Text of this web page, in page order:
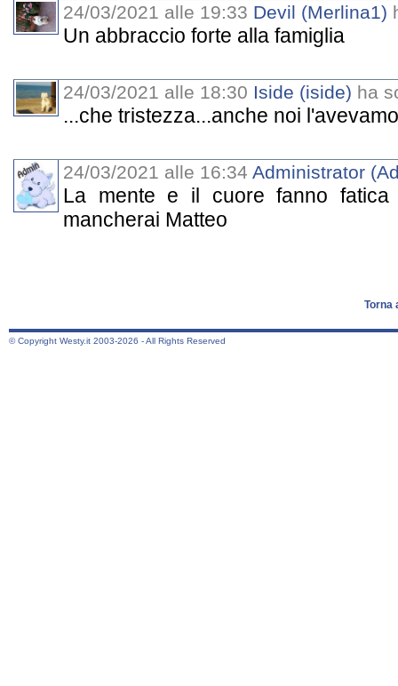
24/03/2021 alle 19:33 Devil (Merlina1)
Un abbraccio forte alla famiglia
24/03/2021 alle 18:30 Iside (iside) ha
...che tristezza...anche noi
24/03/2021 alle 16:34 Administrator
La mente e il cuore fanno
mancherai Matteo
Torna
© Copyright Westy.it 2003-2026 - All Rights Reserved